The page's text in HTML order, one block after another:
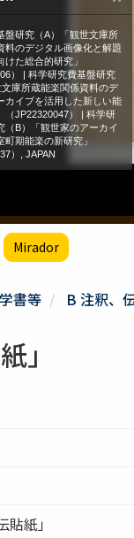
Mirador
書等 B 注釈、
」
紙」